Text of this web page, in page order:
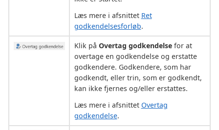
Læs mere i afsnittet Ret
godkendelsesforløb.
Klik på Overtag godkendelsefor at
overtage en godkendelse og erstatte
godkendere. Godkendere, som har
godkendt, eller trin, som er godkendt,
kan ikke fjernes og/eller erstattes.
Læs mere i afsnittet Overtag
godkendelse.